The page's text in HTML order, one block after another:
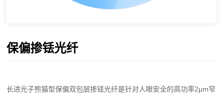
保偏掺铥光纤
长进光子熊猫型保偏双包层掺铥光纤是针对人眼安全的高功率2μm窄